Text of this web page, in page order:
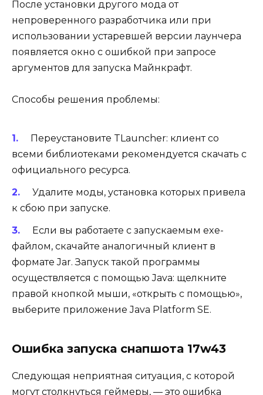
После установки другого мода от
непроверенного разработчика или при
использовании устаревшей версии лаунчера
появляется окно с ошибкой при запросе
аргументов для запуска Майнкрафт.
Способы решения проблемы:
Переустановите TLauncher: клиент со
всеми библиотеками рекомендуется скачать с
официального ресурса.
Удалите моды, установка которых привела
к сбою при запуске.
Если вы работаете с запускаемым exe-
файлом, скачайте аналогичный клиент в
формате Jar. Запуск такой программы
осуществляется с помощью Java: щелкните
правой кнопкой мыши, «открыть с помощью»,
выберите приложение Java Platform SE.
Ошибка запуска снапшота 17w43
Следующая неприятная ситуация, с которой
могут столкнуться геймеры, — это ошибка